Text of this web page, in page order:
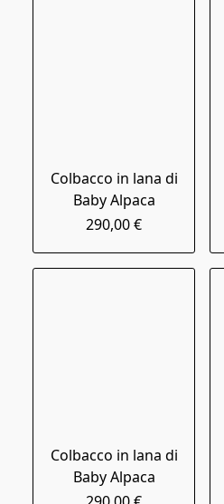
Colbacco in lana di
Baby Alpaca
290,00 €
Colbacco in lana di
Baby Alpaca